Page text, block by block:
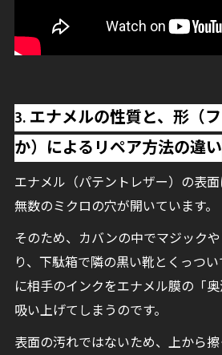
3. エナメルの性質と、形（
か）によるリペア方法の違い
エナメル（パテントレザー）の表
無数のミクロの穴が開いています。
そのため、カバンの中でマジック
り、下駄箱で隣の黒い靴とくっつ
に相手のインクをエナメル膜の「
吸い上げてしまうのです。
表面の汚れではないため、上から